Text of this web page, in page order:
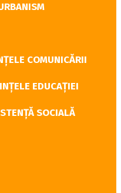
COMUNICĂRII
EDUCAȚIEI
SOCIALĂ